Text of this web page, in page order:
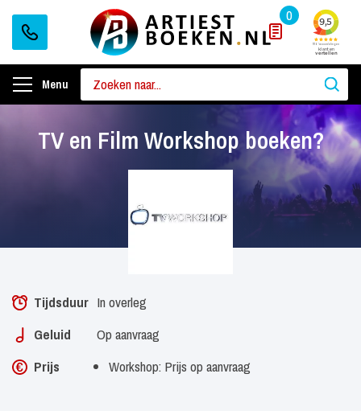
0
Menu
TV en Film Workshop boeken?
Tijdsduur In overleg
Geluid
Op aanvraag
Prijs
Workshop: Prijs op aanvraag